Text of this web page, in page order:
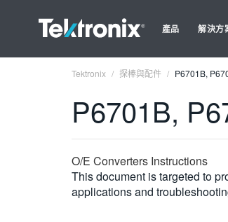
產品 解決方
Tektronix 探棒與配件 P6701B,
P6701B,
O/E Converters Instructions
This document is targeted to
applications and